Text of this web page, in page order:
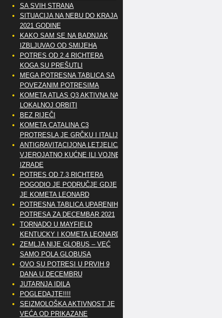
SA SVIH STRANA
SITUACIJA NA NEBU DO KRAJA
2021 GODINE
KAKO SAM SE NA BADNJAK
IZBLJUVAO OD SMIJEHA
POTRES OD 2.4 RICHTERA
KOGA SU PREŠUTLI
MEGA POTRESNA TABLICA SA
POVEZANIM POTRESIMA
KOMETA ATLAS Q3 AKTIVNA NA
LOKALNOJ ORBITI
BEZ RIJEČI
KOMETA CATALINA C3
PROTRESLA JE GRČKU I ITALIJU
ANTIGRAVITACIJONA LETJELICA
VJEROJATNO KUĆNE ILI VOJNE
IZRADE
POTRES OD 7.3 RICHTERA
POGODIO JE PODRUČJE GDJE
JE KOMETA LEONARD
POTRESNA TABLICA UPARENIH
POTRESA ZA DECEMBAR 2021
TORNADO U MAYFIELD
KENTUCKY I KOMETA LEONARD
ZEMLJA NIJE GLOBUS – VEĆ
SAMO POLA GLOBUSA
OVO SU POTRESI U PRVIH 9
DANA U DECEMBRU
JUTARNJA IDILA
POGLEDAJTE!!!!
SEIZMOLOŠKA AKTIVNOST JE
VEĆA OD PRIKAZANE